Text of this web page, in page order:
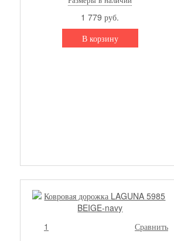
1 779 руб.
В корзину
1 Сравнить